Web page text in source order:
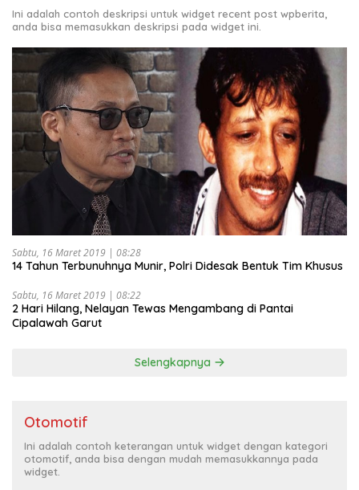
Ini adalah contoh deskripsi untuk widget recent post wpberita,
anda bisa memasukkan deskripsi pada widget ini.
Sabtu, 16 Maret 2019 | 08:28
14 Tahun Terbunuhnya Munir, Polri Didesak Bentuk Tim Khusus
Sabtu, 16 Maret 2019 | 08:22
2 Hari Hilang, Nelayan Tewas Mengambang di Pantai
Cipalawah Garut
Selengkapnya
Otomotif
Ini adalah contoh keterangan untuk widget dengan kategori
otomotif, anda bisa dengan mudah memasukkannya pada
widget.